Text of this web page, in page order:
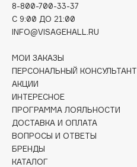
Clinique
Clive Christian
Collagenina
Consly
Corimo
CosRX
Cottolina
Crescina
Cunzite
8-800-700-33-37
C 9:00 ДО 21:00
INFO@VISAGEHALL.RU
МОИ ЗАКАЗЫ
ПЕРСОНАЛЬНЫЙ КОНСУЛЬТАНТ
АКЦИИ
ИНТЕРЕСНОЕ
ПРОГРАММА ЛОЯЛЬНОСТИ
ДОСТАВКА И ОПЛАТА
ВОПРОСЫ И ОТВЕТЫ
БРЕНДЫ
КАТАЛОГ